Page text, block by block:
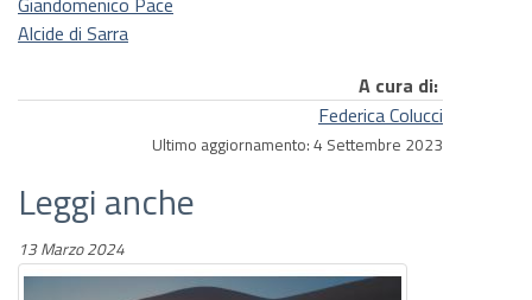
Alcide di Sarra
A cura di:
Federica Colucci
Ultimo aggiornamento: 4 Settembre 2023
Leggi anche
13 Marzo 2024